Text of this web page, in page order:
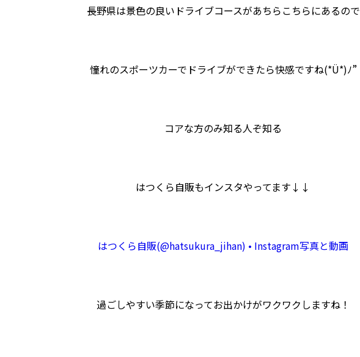
長野県は景色の良いドライブコースがあちらこちらにあるので
憧れのスポーツカーでドライブができたら快感ですね(*Ü*)ﾉ”
コアな方のみ知る人ぞ知る
はつくら自販もインスタやってます↓↓
はつくら自販(@hatsukura_jihan) • Instagram写真と動画
過ごしやすい季節になってお出かけがワクワクしますね！